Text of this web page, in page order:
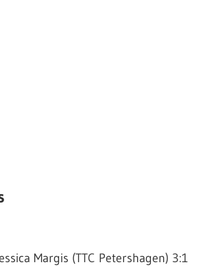
Margis (TTC Petershagen) 3:1